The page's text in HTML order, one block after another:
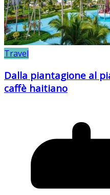
Travel
Dalla piantagione al
caffè haitiano